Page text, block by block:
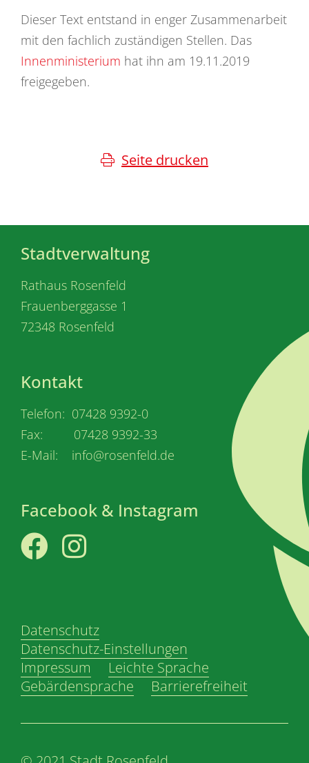
Dieser Text entstand in enger Zusammenarbeit
mit den fachlich zuständigen Stellen. Das
Innenministerium hat ihn am 19.11.2019
freigegeben.
Seite drucken
Stadtverwaltung
Rathaus Rosenfeld
Frauenberggasse 1
72348 Rosenfeld
Kontakt
Telefon: 07428 9392-0
Fax: 07428 9392-33
E-Mail: info@rosenfeld.de
Facebook & Instagram
Datenschutz
Datenschutz-Einstellungen
Impressum
Leichte Sprache
Gebärdensprache
Barrierefreiheit